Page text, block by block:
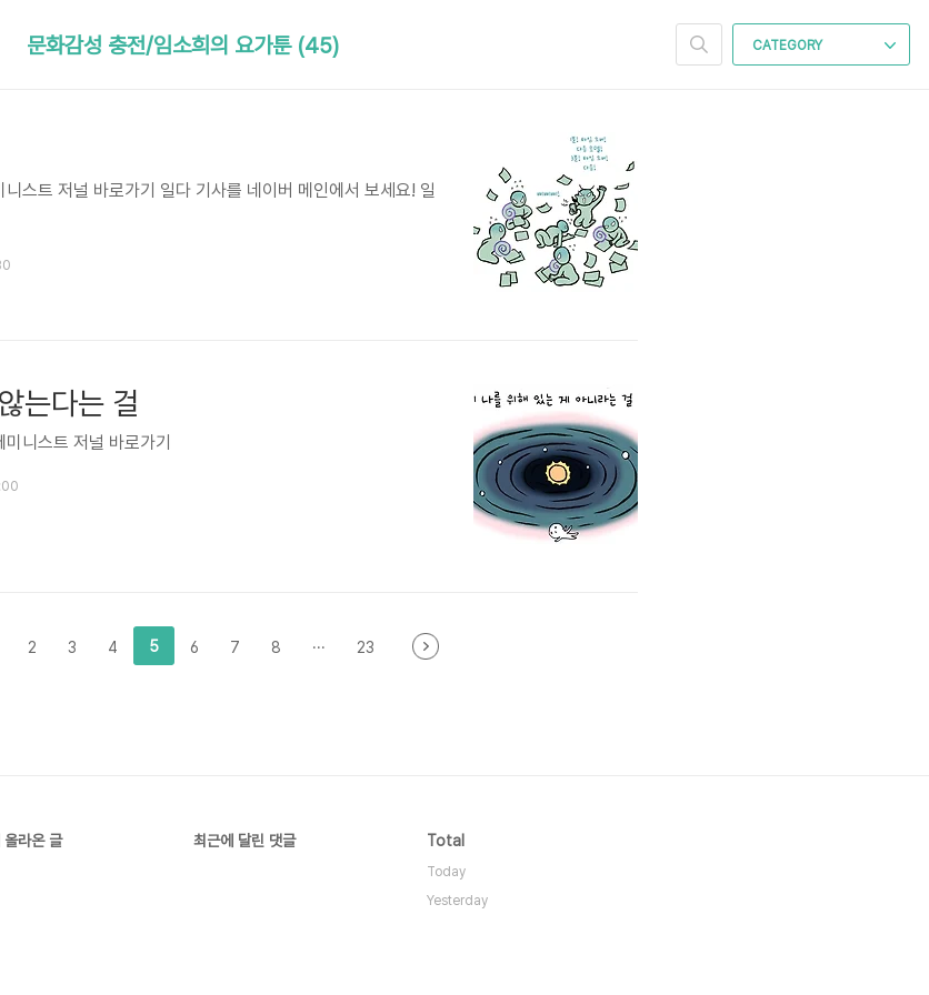
CATEGORY
문화감성 충전/임소희의 요가툰 (45)
스트 저널 바로가기 일다 기사를 네이버 메인에서 보세요! 일
는다는 걸
니스트 저널 바로가기
2 3 4 5 6 7 8 ··· 23
올라온 글 최근에 달린 댓글 Total
Today
Yesterday